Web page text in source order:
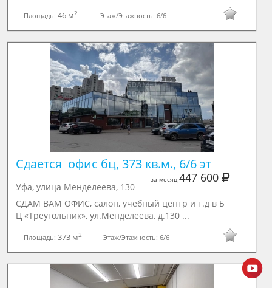
Площадь:46 м2 Этаж/Этажность:6/6
Сдается  офис бц, 373 кв.м., 6/6 эт
за месяц447 600
Уфа, улица Менделеева, 130
СДАМ ВАМ ОФИС, салон, учебный центр и т.д в Б
Ц «Треугольник», ул.Менделеева, д.130 ...
Площадь: 373 м2 Этаж/Этажность:6/6